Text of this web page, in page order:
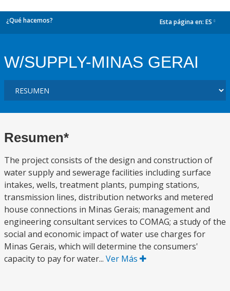
¿Qué hacemos? Esta página en: ES
W/SUPPLY-MINAS GERAI
Resumen*
The project consists of the design and construction of
water supply and sewerage facilities including surface
intakes, wells, treatment plants, pumping stations,
transmission lines, distribution networks and metered
house connections in Minas Gerais; management and
engineering consultant services to COMAG; a study of the
social and economic impact of water use charges for
Minas Gerais, which will determine the consumers'
capacity to pay for water... Ver Más